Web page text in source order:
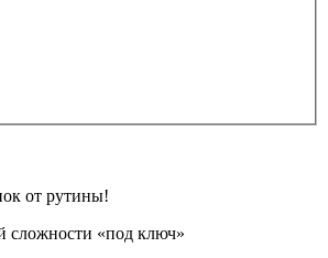
от рутины!
сложности «под ключ»